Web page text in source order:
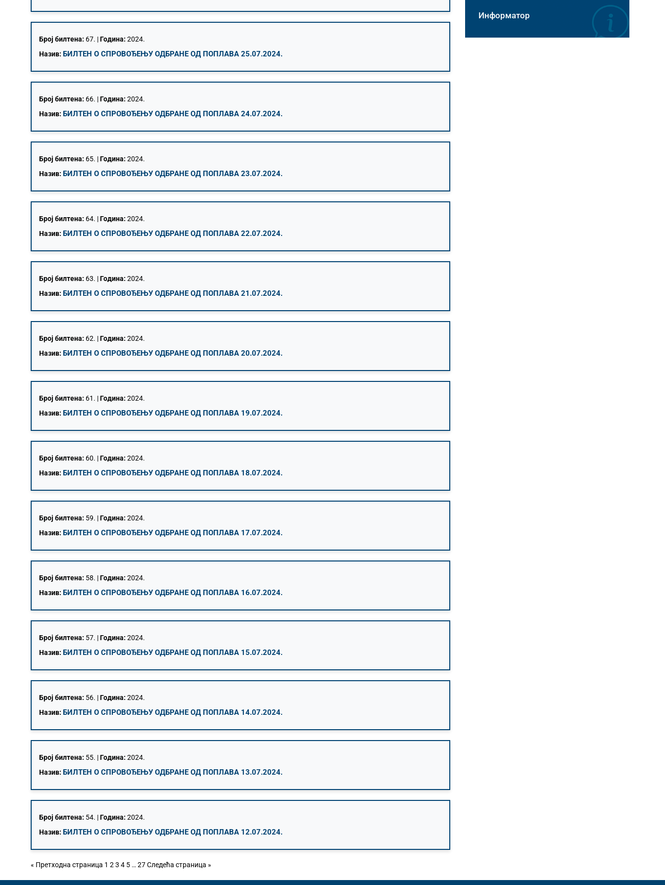
Број билтена: 67. |Година: 2024.
Назив: БИЛТЕН О СПРОВОЂЕЊУ ОДБРАНЕ ОД ПОПЛАВА 25.07.2024.
Број билтена: 66. |Година: 2024.
Назив: БИЛТЕН О СПРОВОЂЕЊУ ОДБРАНЕ ОД ПОПЛАВА 24.07.2024.
Број билтена: 65. |Година: 2024.
Назив: БИЛТЕН О СПРОВОЂЕЊУ ОДБРАНЕ ОД ПОПЛАВА 23.07.2024.
Број билтена: 64. |Година: 2024.
Назив: БИЛТЕН О СПРОВОЂЕЊУ ОДБРАНЕ ОД ПОПЛАВА 22.07.2024.
Број билтена: 63. |Година: 2024.
Назив: БИЛТЕН О СПРОВОЂЕЊУ ОДБРАНЕ ОД ПОПЛАВА 21.07.2024.
Број билтена: 62. |Година: 2024.
Назив: БИЛТЕН О СПРОВОЂЕЊУ ОДБРАНЕ ОД ПОПЛАВА 20.07.2024.
Број билтена: 61. |Година: 2024.
Назив: БИЛТЕН О СПРОВОЂЕЊУ ОДБРАНЕ ОД ПОПЛАВА 19.07.2024.
Број билтена: 60. |Година: 2024.
Назив: БИЛТЕН О СПРОВОЂЕЊУ ОДБРАНЕ ОД ПОПЛАВА 18.07.2024.
Број билтена: 59. |Година: 2024.
Назив: БИЛТЕН О СПРОВОЂЕЊУ ОДБРАНЕ ОД ПОПЛАВА 17.07.2024.
Број билтена: 58. |Година: 2024.
Назив: БИЛТЕН О СПРОВОЂЕЊУ ОДБРАНЕ ОД ПОПЛАВА 16.07.2024.
Број билтена: 57. |Година: 2024.
Назив: БИЛТЕН О СПРОВОЂЕЊУ ОДБРАНЕ ОД ПОПЛАВА 15.07.2024.
Број билтена: 56. |Година: 2024.
Назив: БИЛТЕН О СПРОВОЂЕЊУ ОДБРАНЕ ОД ПОПЛАВА 14.07.2024.
Број билтена: 55. |Година: 2024.
Назив: БИЛТЕН О СПРОВОЂЕЊУ ОДБРАНЕ ОД ПОПЛАВА 13.07.2024.
Број билтена: 54. |Година: 2024.
Назив: БИЛТЕН О СПРОВОЂЕЊУ ОДБРАНЕ ОД ПОПЛАВА 12.07.2024.
« Претходна страница 1 2 3 4 5 … 27Следећа страница »
Информатор